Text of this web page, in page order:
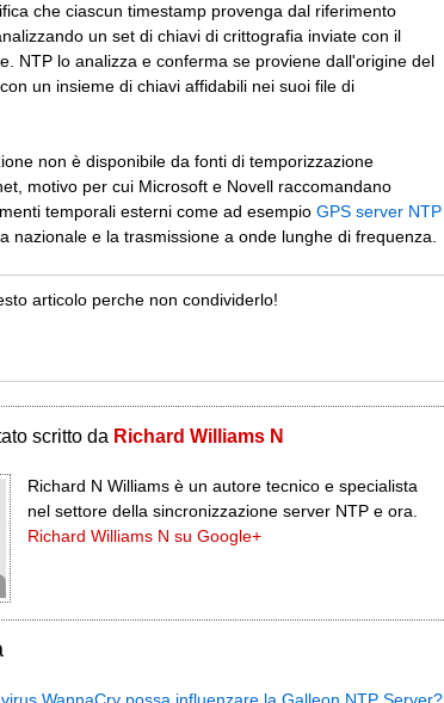
che ciascun timestamp provenga dal riferimento
un set di chiavi di crittografia inviate con il
NTP lo analizza e conferma se proviene dall'origine del
un insieme di chiavi affidabili nei suoi file di
non è disponibile da fonti di temporizzazione
motivo per cui Microsoft e Novell raccomandano
temporali esterni come ad esempio GPS server NTP
nazionale e la trasmissione a onde lunghe di frequenza.
articolo perche non condividerlo!
scritto da Richard Williams N
Richard N Williams è un autore tecnico e specialista
nel settore della sincronizzazione server NTP e ora.
Richard Williams N su Google+
WannaCry possa influenzare la Galleon NTP Server?